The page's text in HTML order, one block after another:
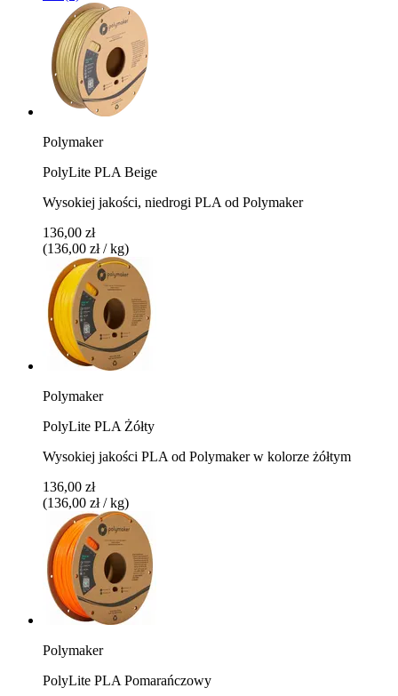
Polymaker
PolyLite PLA Beige
Wysokiej jakości, niedrogi PLA od Polymaker
136,00 zł
(136,00 zł / kg)
Polymaker
PolyLite PLA Żółty
Wysokiej jakości PLA od Polymaker w kolorze żółtym
136,00 zł
(136,00 zł / kg)
Polymaker
PolyLite PLA Pomarańczowy